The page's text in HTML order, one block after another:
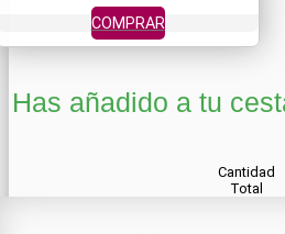
COMPRAR
Has añadido a tu
Cantidad
Total